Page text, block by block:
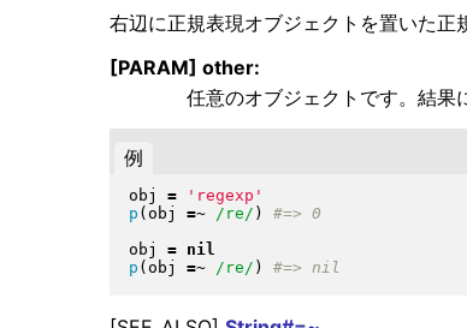
右辺に正規表現オブジェクトを置いた
[PARAM] other:
任意のオブジェクトです。結果
例
obj =
'regexp'
p ( obj =~ /re/ )
obj =
nil
p ( obj =~ /re/ )